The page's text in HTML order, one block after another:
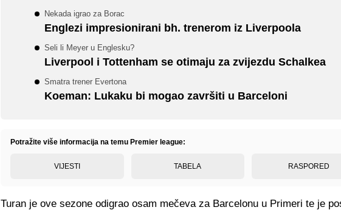
Nekada igrao za Borac
Englezi impresionirani bh. trenerom iz Liverpoola
Seli li Meyer u Englesku?
Liverpool i Tottenham se otimaju za zvijezdu Schalkea
Smatra trener Evertona
Koeman: Lukaku bi mogao završiti u Barceloni
Potražite više informacija na temu Premier league:
VIJESTI TABELA RASPORED
Turan je ove sezone odigrao osam mečeva za Barcelonu u Primeri te je